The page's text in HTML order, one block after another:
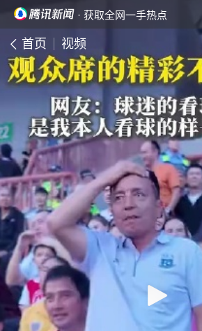
· 获取全网一手热点
首页 视频